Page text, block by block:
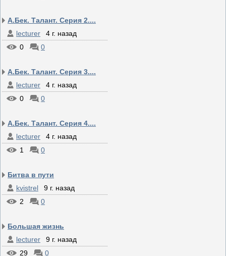
А.Бек. Талант. Серия 2....
lecturer
4 г. назад
0
0
А.Бек. Талант. Серия 3....
lecturer
4 г. назад
0
0
А.Бек. Талант. Серия 4....
lecturer
4 г. назад
1
0
Битва в пути
kvistrel
9 г. назад
2
0
Большая жизнь
lecturer
9 г. назад
29
0